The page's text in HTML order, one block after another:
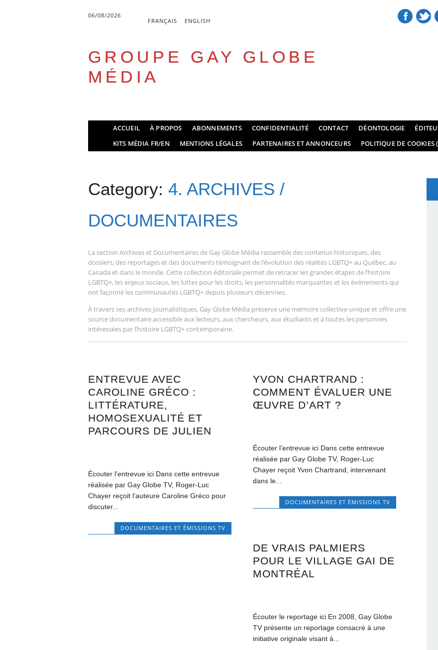
06/08/2026
FRANÇAIS ENGLISH
GROUPE GAY GLOBE
MÉDIA
Main menu
ACCUEIL À PROPOS ABONNEMENTS CONFIDENTIALITÉ CONTACT DÉONTOLOGIE
KITS MÉDIA FR/EN
MENTIONS LÉGALES PARTENAIRES ET ANNONCEURS POLITIQUE DE COOKIES
Category: 4. ARCHIVES /
DOCUMENTAIRES
La section Archives et Documentaires de Gay Globe Média rassemble des contenus historiques, des
dossiers, des reportages et des documents témoignant de l’évolution des réalités LGBTQ+ au Québec, au
Canada et dans le monde. Cette collection éditoriale permet de retracer les grandes étapes de l’histoire
LGBTQ+, les enjeux sociaux, les luttes pour les droits, les personnalités marquantes et les événements qui
ont façonné les communautés LGBTQ+ depuis plusieurs décennies.
À travers ses archives journalistiques, Gay Globe Média préserve une mémoire collective unique et offre une
source documentaire accessible aux lecteurs, aux chercheurs, aux étudiants et à toutes les personnes
intéressées par l’histoire LGBTQ+ contemporaine.
ENTREVUE AVEC
CAROLINE GRÉCO :
LITTÉRATURE,
HOMOSEXUALITÉ ET
PARCOURS DE JULIEN
Écouter l’entrevue ici Dans cette entrevue
réalisée par Gay Globe TV, Roger-Luc
Chayer reçoit l’auteure Caroline Gréco pour
discuter...
DOCUMENTAIRES ET ÉMISSIONS TV
YVON CHARTRAND :
COMMENT ÉVALUER UNE
ŒUVRE D’ART ?
Écouter l’entrevue ici Dans cette entrevue
réalisée par Gay Globe TV, Roger-Luc
Chayer reçoit Yvon Chartrand, intervenant
dans le...
DOCUMENTAIRES ET ÉMISSIONS TV
DE VRAIS PALMIERS
POUR LE VILLAGE GAI DE
MONTRÉAL
Écouter le reportage ici En 2008, Gay Globe
TV présente un reportage consacré à une
initiative originale visant à...